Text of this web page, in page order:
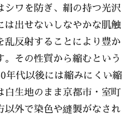
シワを防ぎ、絹の持つ光沢
は出せないしなやかな肌触
乱反射することにより豊か
その性質から縮むという
年代以後には縮みにくい縮
生地のまま京都市・室町
以外で染色や縫製がなされ